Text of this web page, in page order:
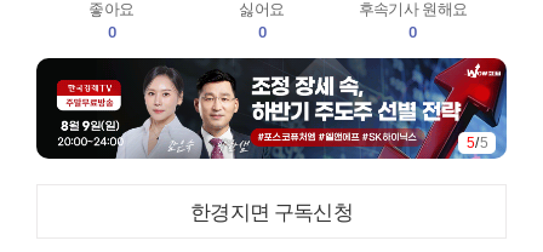
좋아요
0
싫어요
0
후속기사 원해요
0
1/5
한경지면 구독신청